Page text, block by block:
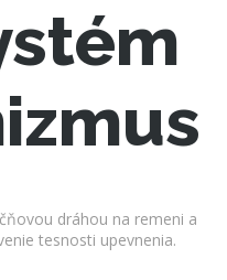
dráhou na remeni a
tesnosti upevnenia.